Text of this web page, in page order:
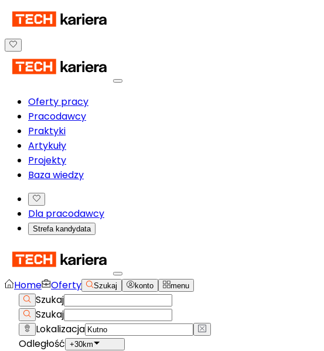
Oferty pracy
Pracodawcy
Praktyki
Artykuły
Projekty
Baza wiedzy
Dla pracodawcy
Strefa kandydata
Home Oferty Szukaj konto menu
Szukaj
Szukaj
Lokalizacja
Odległość +30km